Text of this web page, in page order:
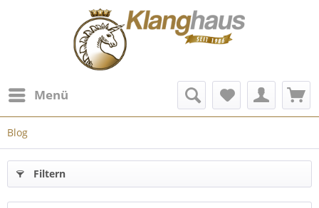
Menü
Blog
Filtern